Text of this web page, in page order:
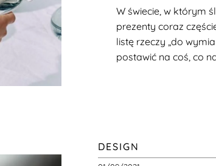
W świecie, w którym
prezenty coraz
listę rzeczy „do
postawić na coś, co
DESIGN